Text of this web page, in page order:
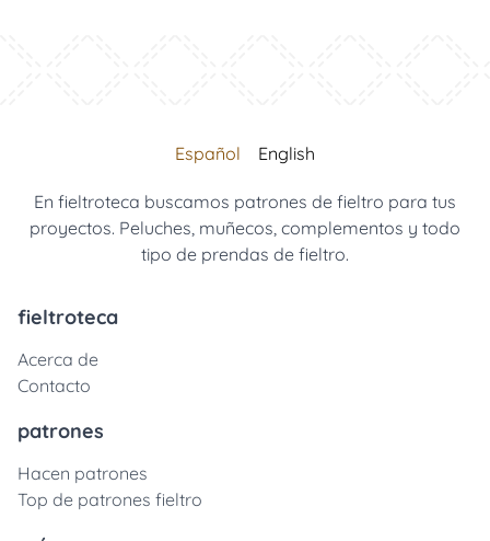
Español English
En fieltroteca buscamos patrones de fieltro para tus
proyectos. Peluches, muñecos, complementos y todo
tipo de prendas de fieltro.
fieltroteca
Acerca de
Contacto
patrones
Hacen patrones
Top de patrones fieltro